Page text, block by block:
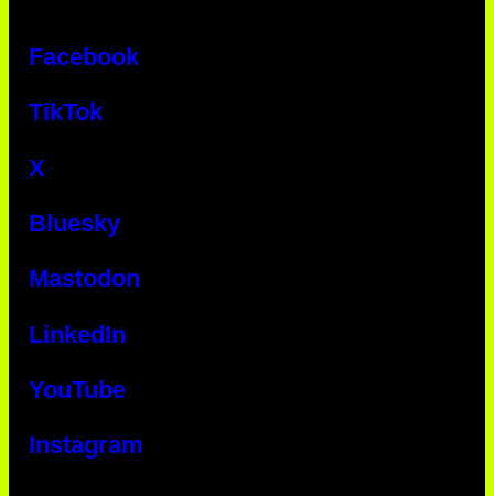
Facebook
TikTok
X
Bluesky
Mastodon
LinkedIn
YouTube
Instagram